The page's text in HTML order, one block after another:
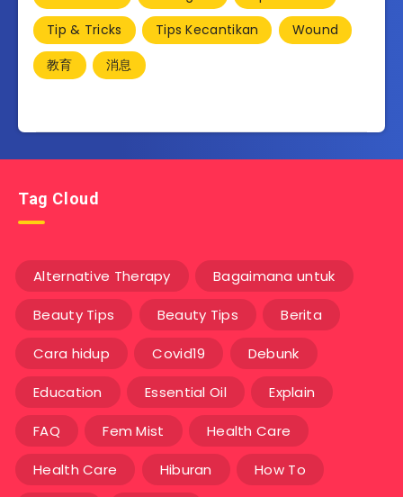
Tip & Tricks
Tips Kecantikan
Wound
教育
消息
Tag Cloud
Alternative Therapy Bagaimana untuk
Beauty Tips Beauty Tips Berita
Cara hidup Covid19 Debunk
Education Essential Oil Explain
FAQ Fem Mist Health Care
Health Care Hiburan How To